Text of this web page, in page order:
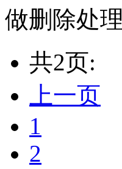
做删除处
共2页:
上一页
1
2